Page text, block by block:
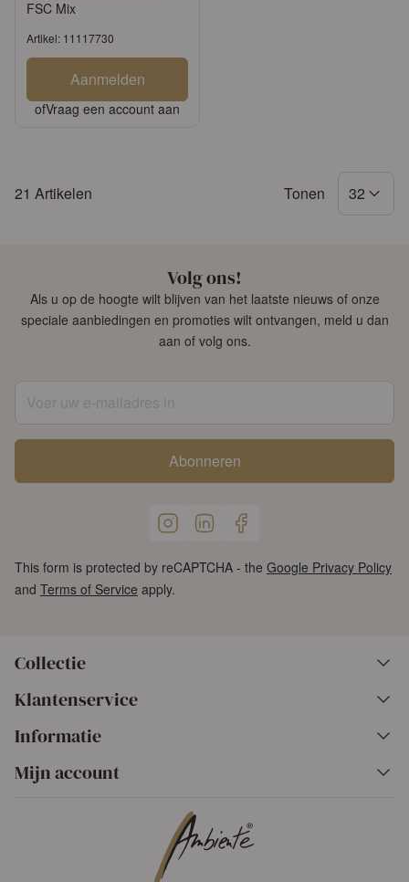
FSC Mix
Artikel: 11117730
Aanmelden
ofVraag een account aan
21 Artikelen Tonen 32
Volg ons!
Als u op de hoogte wilt blijven van het laatste nieuws of onze
speciale aanbiedingen en promoties wilt ontvangen, meld u dan
aan of volg ons.
Abonneren
This form is protected by reCAPTCHA - the Google Privacy Policy
and Terms of Service apply.
Collectie
Klantenservice
Informatie
Mijn account